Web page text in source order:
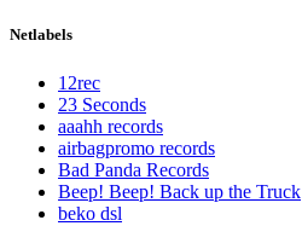
Netlabels
12rec
23 Seconds
aaahh records
airbagpromo records
Bad Panda Records
Beep! Beep! Back up the Truck
beko dsl